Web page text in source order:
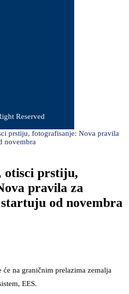
Reserved
prstiju, fotografisanje: Nova pravila
novembra
otisci prstiju,
pravila za
od novembra
na graničnim prelazima zemalja
EES.